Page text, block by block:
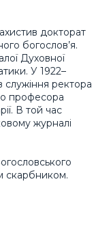
докторат
богослов’я.
Духовної
У 1922–
служіння ректора
професора
В той час
журналі
скарбником.